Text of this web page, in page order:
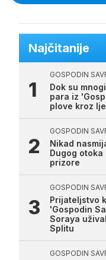
Najčitanije
GOSPODIN
Dok su
para iz
plove kroz
GOSPODIN
Nikad
Dugog
prizore
GOSPODIN
Prijateljstvo
'Gospodin
Soraya
Splitu
GOSPODIN